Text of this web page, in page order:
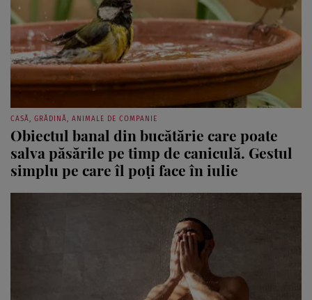
CASĂ, GRĂDINĂ, ANIMALE DE COMPANIE
Obiectul banal din bucătărie care poate
salva păsările pe timp de caniculă. Gestul
simplu pe care îl poți face în iulie